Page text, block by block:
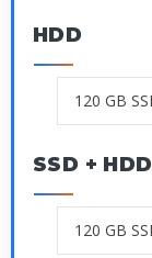
HDD
SSD + HDD